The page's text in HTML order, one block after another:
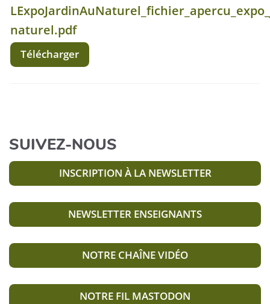
naturel.pdf
Télécharger
SUIVEZ-NOUS
INSCRIPTION À LA NEWSLETTER
NEWSLETTER ENSEIGNANTS
NOTRE CHAÎNE VIDÉO
NOTRE FIL MASTODON